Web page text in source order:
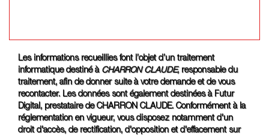
Les informations recueillies font l’objet d’un traitement
informatique destiné à
CHARRON CLAUDE, responsable du
traitement, afin de donner suite à votre demande et de vous
recontacter. Les données sont également destinées à Futur
Digital, prestataire de CHARRON CLAUDE. Conformément à la
réglementation en vigueur, vous disposez notamment d'un
droit d'accès, de rectification, d'opposition et d'effacement sur